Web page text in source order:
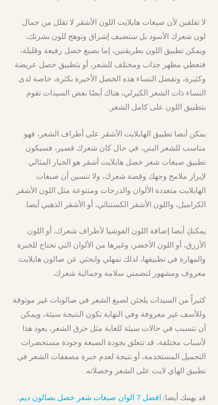
لا تقلقين لأن صبغات هايلايت اللون الأشقر لا تقلل من جمال
لون شعرك الأسود بل ستضيف إشراق وتوهج للون بشرتك،
ويمكن تطبيق اللون بطريقتين، إما بصبغ خصل رفيعة وقليلة،
فتعطي مظهر جذاب ومختلف للشعر، أو بتطبيق خصل عريضة
وكثيرة، وتفضل النساء هذه الخصل الأخيرة بكثرة، خاصة لدى
النساء ذات الشعر الكيرلي، هناك أيضًا بعض السيدات تقوم
بتطبيق اللون على كامل الشعر.
يمكن أيضا تطبيق الهايلايت الأشقر على أطراف الشعر، فهو
مناسب للشعر البني، في حال كان شعرك قصير، فسيكون
تطبيق صبغات شعر خصل هايلايت أشقر هو الخيار المثالي
لإبراز ملامح وجهك وقصة شعرك، ولا تنسين أن صبغات
الهايلايت متعددة الألوان والدرجات ومتنوعة مثل اللون الأشقر
الكراميل، واللون الأشقر الكستنائي، أو الأشقر الذهبي أيضا.
يمكنكِ أيضا إضافة اللون الفوشيا لأطراف شعرك، أو اللون
الأزرق، أو اللون الأخضر، وغيرها من الألوان التي تحتاج للخبرة
والمهارة في تطبيقها، لذلك تمهلي وابحثي عن صالون هايلايت
معروف ومشهور لتضمني سلامة وجمالية شعرك.
كثيراً من السيدات يلجئن لصبغ الشعر في صالونات غير موثوقة
وللأسف غير معروفة وفي النهاية تكون النتيجة سيئة، ويمكن
أن تتسبب في حالات سيئة للغاية مثل حرق الشعر، يعود هذا
لأسباب مختلفة، قد تتعلق بجودة الصبغة وجودة مستحضرات
التجميل المستخدمة، أو نتيجة لعدم خبرة مصففات الشعر في
تطبيق الهاي لايت على الشعر وخصلاته.
قد يهمك أيضا: افضل 7 الوان صبغات شعر خصل بصالون ديم .